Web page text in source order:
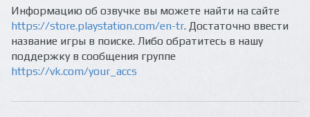
Информацию об озвучке вы можете найти на сайте
https://store.playstation.com/en-tr. Достаточно ввести
название игры в поиске. Либо обратитесь в нашу
поддержку в сообщения группе
https://vk.com/your_accs